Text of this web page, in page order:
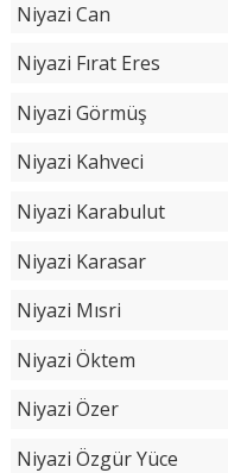
Niyazi Can
Niyazi Fırat Eres
Niyazi Görmüş
Niyazi Kahveci
Niyazi Karabulut
Niyazi Karasar
Niyazi Mısri
Niyazi Öktem
Niyazi Özer
Niyazi Özgür Yüce